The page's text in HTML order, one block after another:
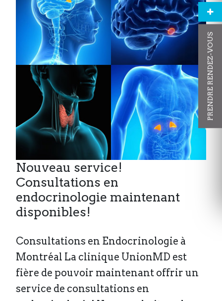
Nouveau service!
Consultations en
endocrinologie maintenant
disponibles!
Consultations en Endocrinologie à
Montréal La clinique UnionMD est
fière de pouvoir maintenant offrir un
service de consultations en
PRENDRE RENDEZ-VOUS